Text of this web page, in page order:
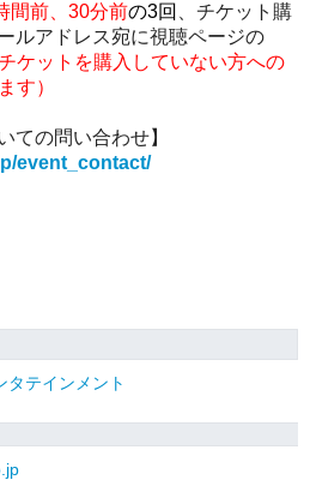
間前、30分前の3回
、チケット購
ルアドレス宛に視聴ページの
チケットを購入していない方への
す）
ての問い合わせ】
event_contact/
タテインメント